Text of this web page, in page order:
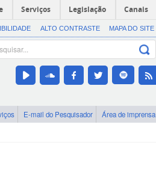
Serviços Legislação Canais
ALTO CONTRASTE MAPA DO SITE
E-mail do Pesquisador Área de imprensa